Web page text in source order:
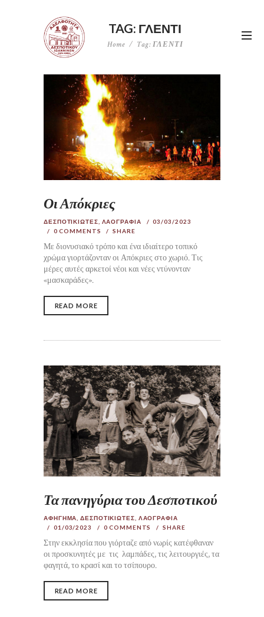
TAG: ΓΛΕΝΤΙ
Home Tag: ΓΛΕΝΤΙ
Οι Απόκριες
ΔΕΣΠΟΤΙΚΙΩΤΕΣ ΛΑΟΓΡΑΦΙΑ
03/03/2023
0 COMMENTS SHARE
Με διονυσιακό τρόπο και ένα ιδιαίτερο τοπικό
χρώμα γιορτάζονταν οι Απόκριες στο χωριό. Τις
μέρες αυτές αρκετοί νέοι και νέες ντύνονταν
«μασκαράδες».
READ MORE
Τα πανηγύρια του Δεσποτικού
ΑΦΗΓΗΜΑ ,ΔΕΣΠΟΤΙΚΙΩΤΕΣ ΛΑΟΓΡΑΦΙΑ
01/03/2023
0 COMMENTS SHARE
Στην εκκλησία που γιόρταζε από νωρίς κατέφθαναν
οι προσκυνητές με τις λαμπάδες, τις λειτουργιές, τα
φαγητά, το κρασί και το τσίπουρο.
READ MORE